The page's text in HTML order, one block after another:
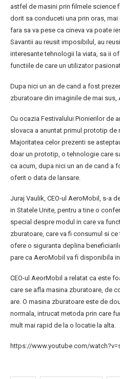
astfel de masini prin filmele science
dorit sa conduceti una prin oras,
fara sa va pese ca cineva va poate
Savantii au reusit imposibilul, au
interesante tehnologii la viata, sa ii
functiile de care un utilizator
Dupa nici un an de cand a fost
zburatoare din imaginile de mai
Cu ocazia Festivalului Pionierilor de
slovaca a anuntat primul prototip de
Majoritatea celor prezenti se
doar un prototip, o tehnologie care
ca acum, dupa nici un an de cand a
oferit o data de lansare.
Juraj Vaulik, CEO-ul AeroMobil, s-a
in Statele Unite, pentru a tine o
special despre modul in care va
zburatoare, care va fi consumul si
ofere o siguranta deplina
pare ca AeroMobil va fi disponibila
CEO-ul AeorMobil a relatat ca este
care se afla masina zburatoare, de
are. O masina zburatoare este de
normala, intrucat metoda prin care
mult mai rapid de la o locatie la alta.
https://www.youtube.com/